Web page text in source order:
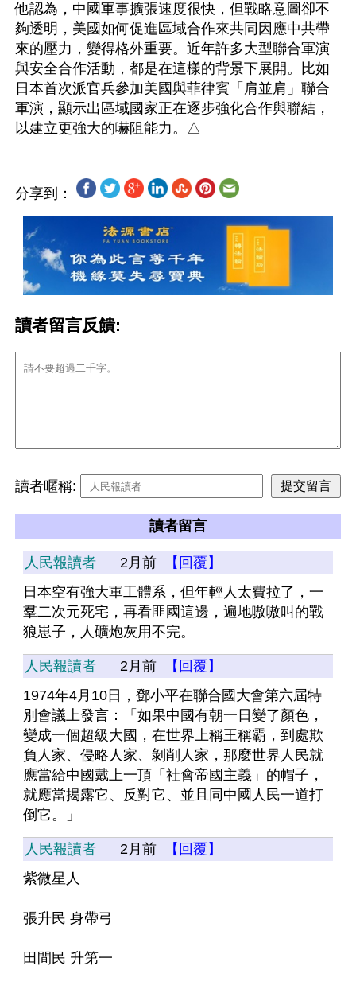
他認為，中國軍事擴張速度很快，但戰略意圖卻不
夠透明，美國如何促進區域合作來共同因應中共帶
來的壓力，變得格外重要。近年許多大型聯合軍演
與安全合作活動，都是在這樣的背景下展開。比如
日本首次派官兵參加美國與菲律賓「肩並肩」聯合
軍演，顯示出區域國家正在逐步強化合作與聯結，
分享到：
讀者留言反饋:
讀者暱稱:
讀者留言
人民報讀者 2月前
【回覆】
日本空有強大軍工體系，但年輕人太費拉了，一
羣二次元死宅，再看匪國這邊，遍地嗷嗷叫的戰
狼崽子，人礦炮灰用不完。
人民報讀者 2月前
【回覆】
1974年4月10日，鄧小平在聯合國大會第六屆特
別會議上發言：「如果中國有朝一日變了顏色，
變成一個超級大國，在世界上稱王稱霸，到處欺
負人家、侵略人家、剝削人家，那麼世界人民就
應當給中國戴上一頂「社會帝國主義」的帽子，
就應當揭露它、反對它、並且同中國人民一道打
倒它。」
人民報讀者 2月前
【回覆】
紫微星人
張升民 身帶弓
田間民 升第一